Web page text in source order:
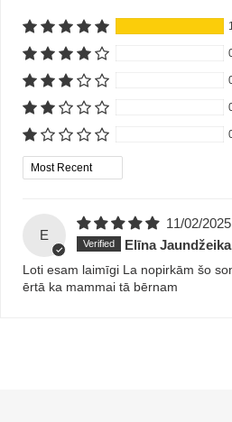
Sort by
E
11/02/2025
Elīna
Loti esam laimīgi La nopirkām šo
ērtā ka mammai tā bērnam